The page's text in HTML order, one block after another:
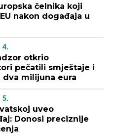
čelnika koji
nakon događaja u
4.
otkrio
pečatili smještaje i
milijuna eura
5.
uveo
Donosi preciznije